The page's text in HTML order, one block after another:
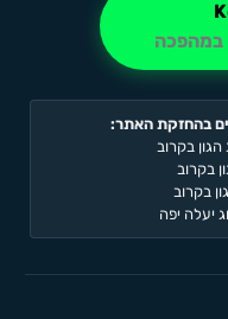
במהפכה
בהחזקת האתר:
הגון בקרוב
בקרוב
בקרוב
יעלה יפה